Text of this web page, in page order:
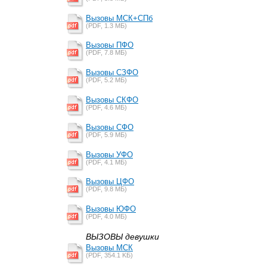
Вызовы МСК+СПб
(PDF, 1.3 MБ)
Вызовы ПФО
(PDF, 7.8 MБ)
Вызовы СЗФО
(PDF, 5.2 MБ)
Вызовы СКФО
(PDF, 4.6 MБ)
Вызовы СФО
(PDF, 5.9 MБ)
Вызовы УФО
(PDF, 4.1 MБ)
Вызовы ЦФО
(PDF, 9.8 MБ)
Вызовы ЮФО
(PDF, 4.0 MБ)
ВЫЗОВЫ девушки
Вызовы МСК
(PDF, 354.1 KБ)